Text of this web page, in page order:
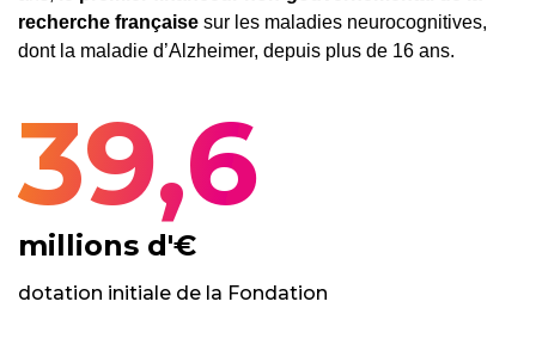
recherche française sur les maladies neurocognitives,
dont la maladie d’Alzheimer, depuis plus de 16 ans.
39,6
millions d'€
dotation initiale de la Fondation